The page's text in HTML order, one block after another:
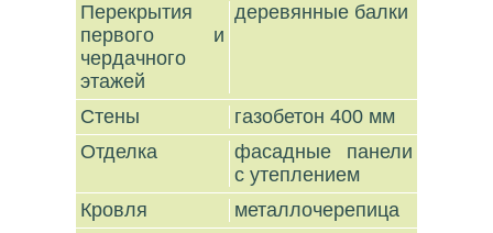
Перекрытия
первого и
чердачного
этажей
деревянные балки
Стены
газобетон 400 мм
Отделка
фасадные панели
с утеплением
Кровля
металлочерепица